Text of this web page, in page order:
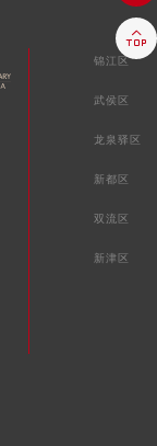
锦江区
武侯区
龙泉驿区
新都区
双流区
新津区
